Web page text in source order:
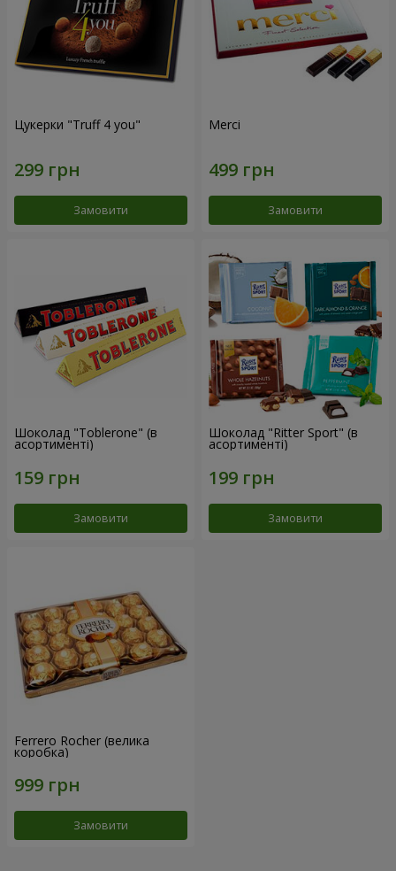
Цукерки "Truff 4 you"
Замовити
Merci
Замовити
Шоколад "Toblerone" (в
асортименті)
Замовити
Шоколад "Ritter Sport" (в
асортименті)
Замовити
Ferrero Rocher (велика
коробка)
Замовити